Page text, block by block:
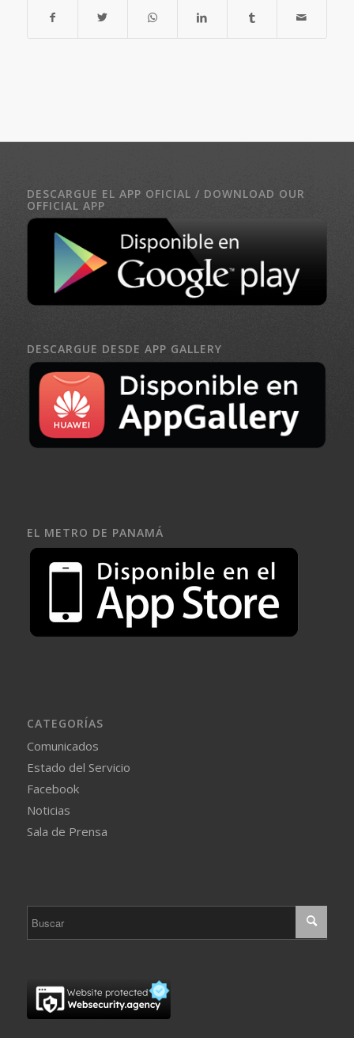
DESCARGUE EL APP OFICIAL / DOWNLOAD OUR
OFFICIAL APP
DESCARGUE DESDE APP GALLERY
EL METRO DE PANAMÁ
CATEGORÍAS
Comunicados
Estado del Servicio
Facebook
Noticias
Sala de Prensa